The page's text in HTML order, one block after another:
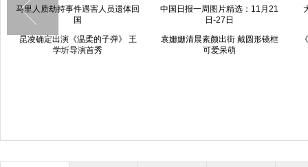
马里人质劫持事件遇害人员遗体回
国
中国日报一周图片精选：11月21
日-27日
昆凌确定出演《温柔的子弹》 王
学圻导演首秀
袁姗姗清晨素颜出街 戴圆形镜框
可爱呆萌